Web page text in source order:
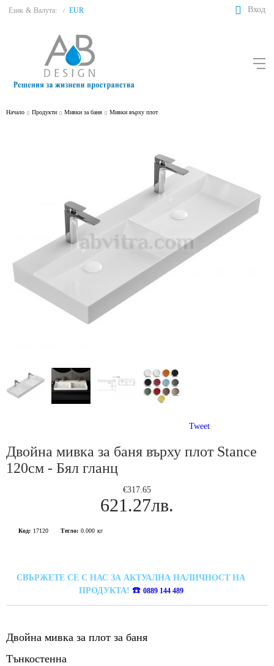
Език & Валута: / EUR Вход
Начало Продукти Мивки за баня Мивки върху плот
Tweet
Двойна мивка за баня върху плот Stance
120см - Бял гланц
€317.65
621.27лв.
Код: 17120 Тегло: 0.000 кг
СВЪРЖЕТЕ СЕ С НАС ЗА АКТУАЛНА НАЛИЧНОСТ НА
ПРОДУКТА! ☎️ 0889 144 489
Двойна мивка за плот за баня
Тънкостенна